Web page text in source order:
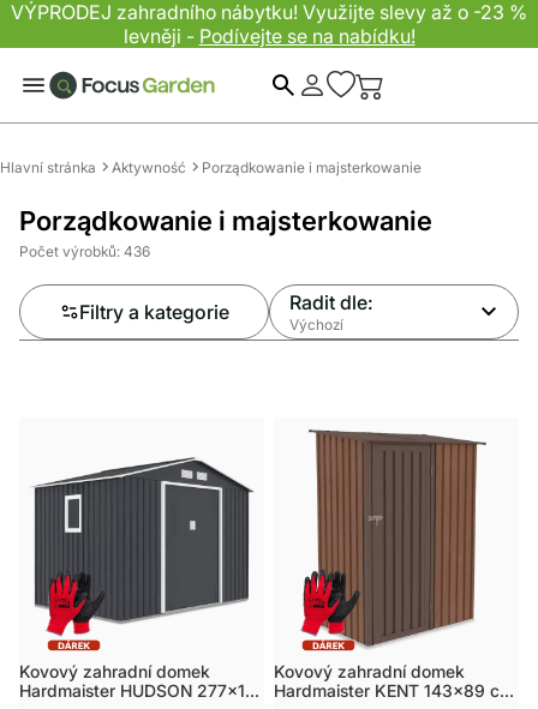
VÝPRODEJ zahradního nábytku! Využijte slevy až o -23 %
levněji - Podívejte se na nabídku!
Hlavní stránka Aktywność Porządkowanie i majsterkowanie
Porządkowanie i majsterkowanie
Počet výrobků: 436
Filtry a kategorie Radit dle:
Výchozí
Kovový zahradní domek
Hardmaister HUDSON 277x191
Kovový zahradní domek
Hardmaister KENT 143x89 cm